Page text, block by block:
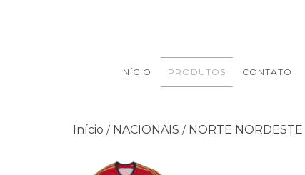
INÍCIO PRODUTOS CONTATO
Início / NACIONAIS / NORTE NORDESTE